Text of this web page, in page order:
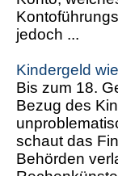
jedoch ...
Kindergeld
Bis zum 18.
Bezug des
schaut das
Behörden